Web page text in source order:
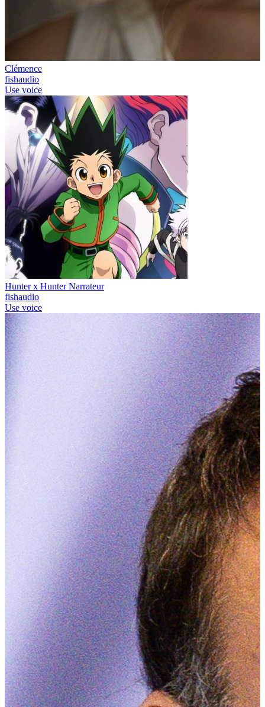
Clémence
fishaudio
Use voice
Hunter x Hunter Narrateur
fishaudio
Use voice